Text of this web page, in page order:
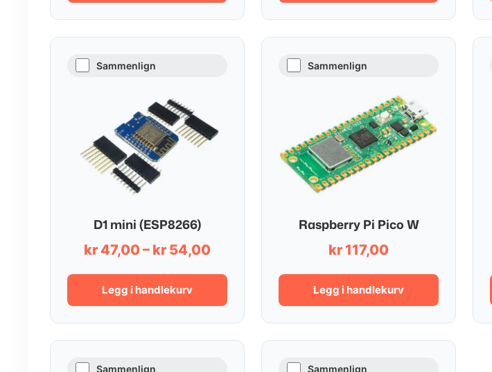
Sammenlign
D1 mini (ESP8266)
kr 47,00– kr 54,00Prisområde:
kr 47,00
kr 54,00
Legg i handlekurv
Sammenlign
Raspberry Pi Pico W
kr 117,00
Legg i handlekurv
Sammenlign Sammenlign